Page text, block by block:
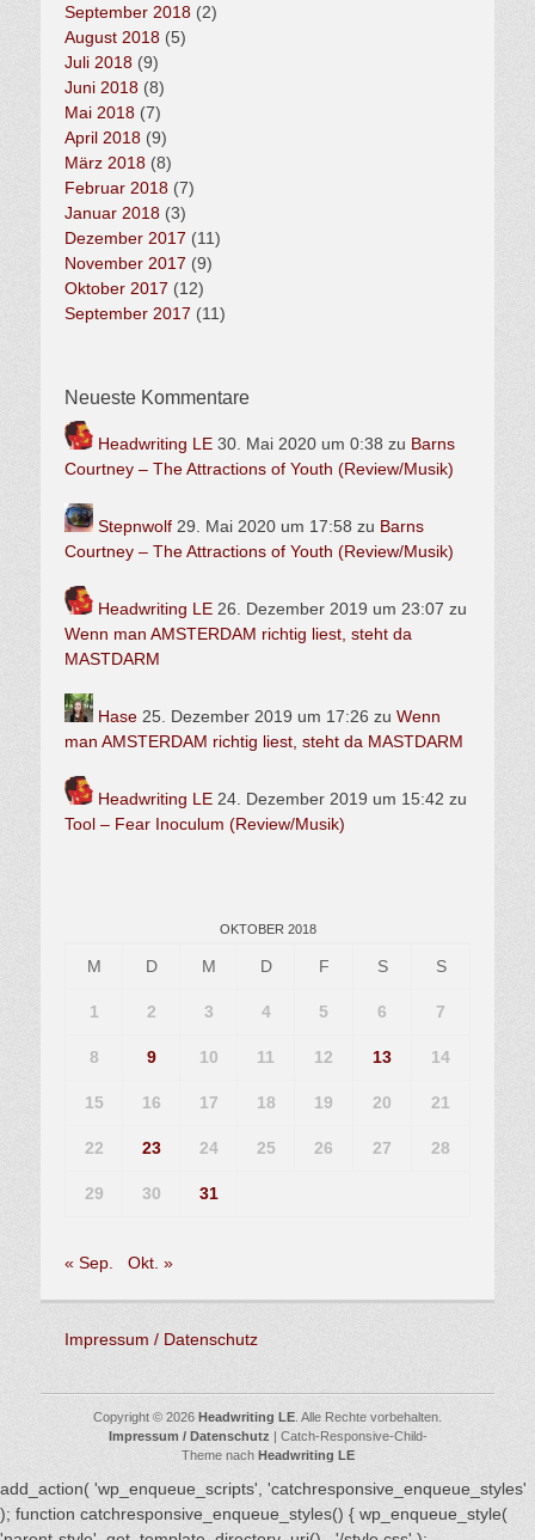
September 2018 (2)
August 2018 (5)
Juli 2018 (9)
Juni 2018 (8)
Mai 2018 (7)
April 2018 (9)
März 2018 (8)
Februar 2018 (7)
Januar 2018 (3)
Dezember 2017 (11)
November 2017 (9)
Oktober 2017 (12)
September 2017 (11)
Neueste Kommentare
Headwriting LE 30. Mai 2020 um 0:38 zu Barns
Courtney – The Attractions of Youth (Review/Musik)
Stepnwolf 29. Mai 2020 um 17:58 zu Barns
Courtney – The Attractions of Youth (Review/Musik)
Headwriting LE 26. Dezember 2019 um 23:07 zu
Wenn man AMSTERDAM richtig liest, steht da
MASTDARM
Hase 25. Dezember 2019 um 17:26 zu Wenn
man AMSTERDAM richtig liest, steht da MASTDARM
Headwriting LE 24. Dezember 2019 um 15:42 zu
Tool – Fear Inoculum (Review/Musik)
OKTOBER 2018
M D M D F S S
1 2 3 4 5 6 7
8 9 10 11 12 13 14
15 16 17 18 19 20 21
22 23 24 25 26 27 28
29 30 31
« Sep. Okt. »
Impressum / Datenschutz
Copyright © 2026 Headwriting LE . Alle Rechte vorbehalten.
Impressum / Datenschutz | Catch-Responsive-Child-
Theme nach Headwriting LE
add_action( 'wp_enqueue_scripts', 'catchresponsive_enqueue_styles'
); function catchresponsive_enqueue_styles() { wp_enqueue_style(